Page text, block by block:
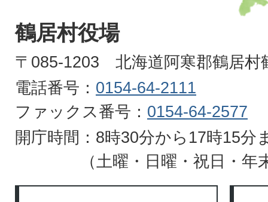
VILLAGE
HOKKAIDO
鶴居村役場
〒085-1203 北海道阿寒郡鶴居村
電話番号： 0154-64-2111
ファックス番号： 0154-64-2577
開庁時間：8時30分から17時15分
（土曜・日曜・祝日・年